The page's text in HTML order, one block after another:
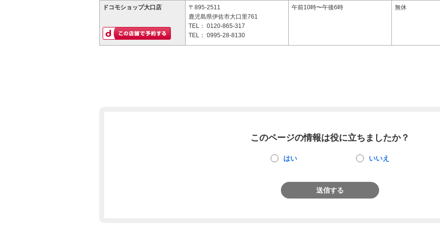
ドコモショップ大口店
〒895-2511
鹿児島県伊佐市大口里761
TEL： 0120-865-317
TEL： 0995-28-8130
午前10時〜午後6時 無休
このページの情報は役に立ちましたか？
はい いいえ
送信する